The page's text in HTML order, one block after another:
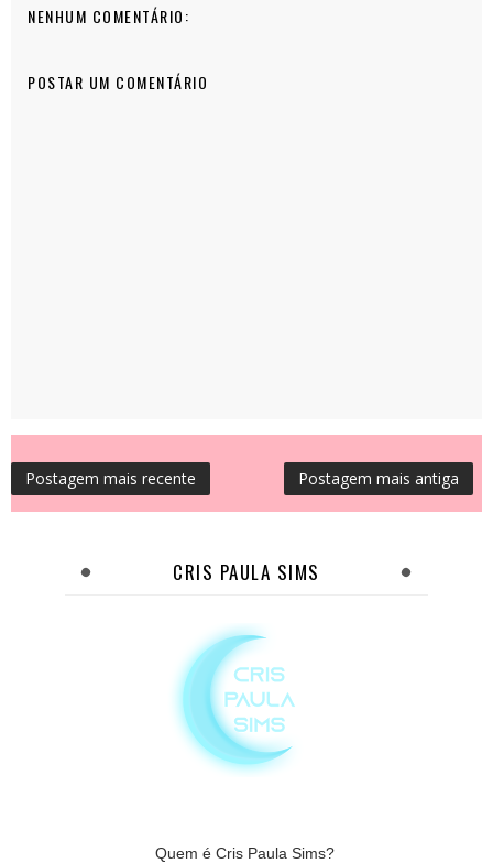
NENHUM COMENTÁRIO:
POSTAR UM COMENTÁRIO
Postagem mais recente Postagem mais antiga
CRIS PAULA SIMS
Quem é Cris Paula Sims?